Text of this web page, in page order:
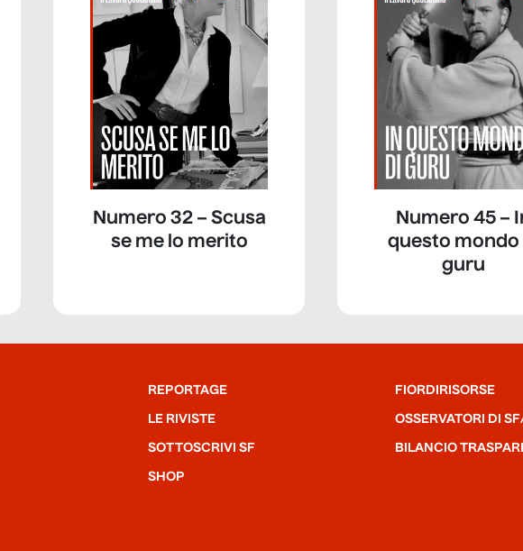
Numero 32 – Scusa
se me lo merito
Numero 45 –
questo mondo
guru
REPORTAGE
LE RIVISTE
SOTTOSCRIVI SF
SHOP
FIORDIRISORSE
OSSERVATORI DI
BILANCIO